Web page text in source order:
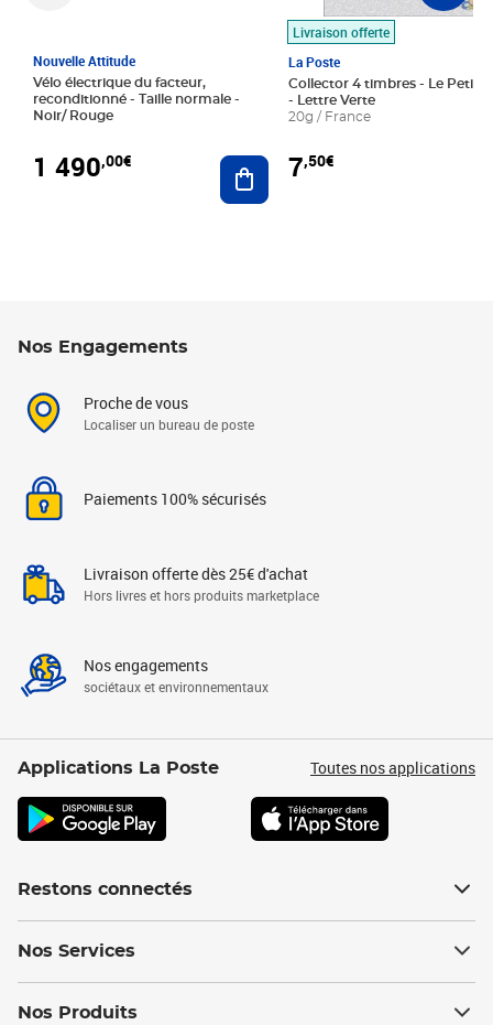
Nouvelle Attitude
Vélo électrique du facteur,
reconditionné - Taille normale -
Noir/ Rouge
1 490,00€ Ajouter au panier
Livraison offerte
La Poste
Collector 4 timbres - Le Petit
- Lettre Verte
20g / France
7,50€
Nos Engagements
Proche de vous
Localiser un bureau de poste
Paiements 100% sécurisés
Livraison offerte dès 25€ d'achat
Hors livres et hors produits marketplace
Nos engagements
sociétaux et environnementaux
Applications La Poste Toutes nos applications
Restons connectés
Nos Services
Nos Produits